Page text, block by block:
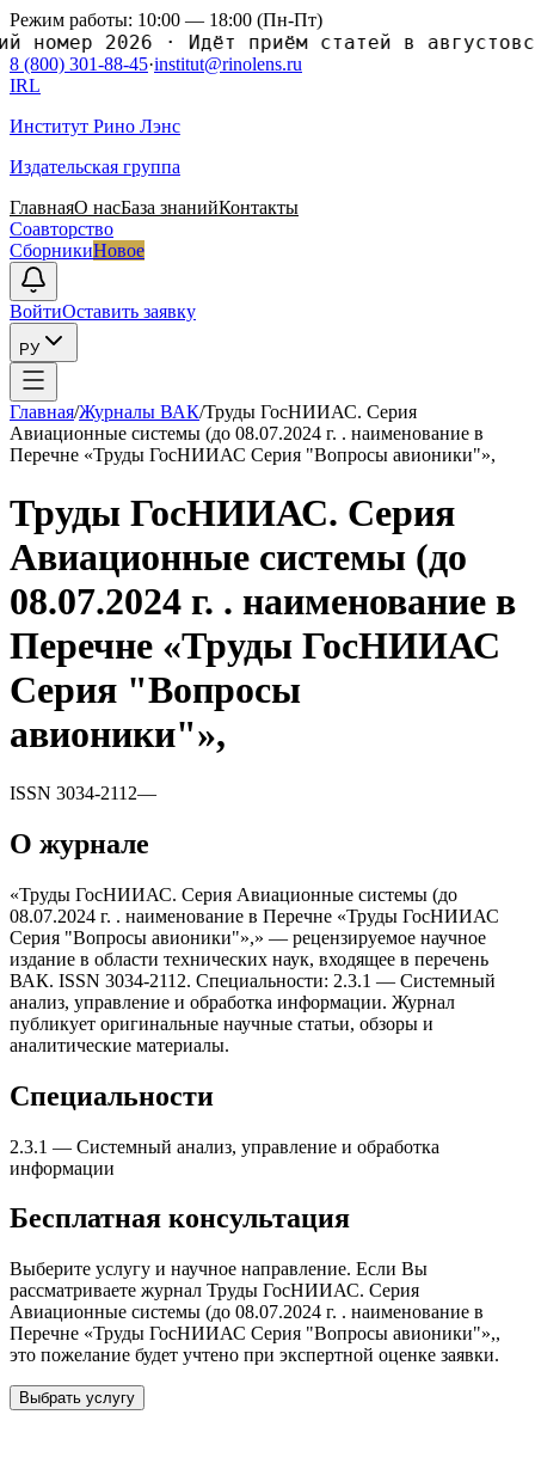
Режим работы: 10:00 — 18:00 (Пн-Пт)
2026·Идёт приём статей в
8 (800) 301-88-45·institut@rinolens.ru
IRL
Институт Рино Лэнс
Издательская группа
ГлавнаяО насБаза знанийКонтакты
Соавторство
СборникиНовое
ВойтиОставить заявку
РУ
Главная/Журналы ВАК/Труды ГосНИИАС. Серия
Авиационные системы (до 08.07.2024 г. . наименование в
Перечне «Труды ГосНИИАС Серия "Вопросы авионики"»,
Труды ГосНИИАС. Серия
Авиационные системы (до
08.07.2024 г. . наименование в
Перечне «Труды ГосНИИАС
Серия "Вопросы
авионики"»,
ISSN 3034-2112—
О журнале
«Труды ГосНИИАС. Серия Авиационные системы (до
08.07.2024 г. . наименование в Перечне «Труды ГосНИИАС
Серия "Вопросы авионики"»,» — рецензируемое научное
издание в области технических наук, входящее в перечень
ВАК. ISSN 3034-2112. Специальности: 2.3.1 — Системный
анализ, управление и обработка информации. Журнал
публикует оригинальные научные статьи, обзоры и
аналитические материалы.
Специальности
2.3.1 — Системный анализ, управление и обработка
информации
Бесплатная консультация
Выберите услугу и научное направление. Если Вы
рассматриваете журнал Труды ГосНИИАС. Серия
Авиационные системы (до 08.07.2024 г. . наименование в
Перечне «Труды ГосНИИАС Серия "Вопросы авионики"»,,
это пожелание будет учтено при экспертной оценке заявки.
Выбрать услугу